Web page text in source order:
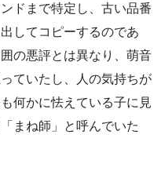
ドまで特定し、古い品番
してコピーするのであ
の悪評とは異なり、萌音
ていたし、人の気持ちが
何かに怯えている子に見
まね師」と呼んでいた